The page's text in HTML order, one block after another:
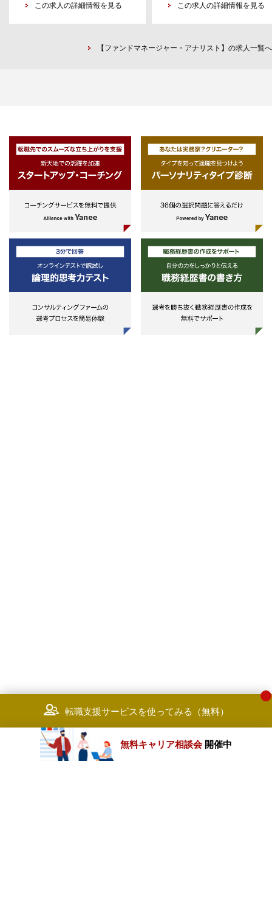
力をお持ちであること
この求人の詳細情報を見る
クト企画・推進
・運用手法研究、運用プロセス改
・クレジット・アナリスト兼ファ
ット重視の職場環境に適応できる
この求人の詳細情報を見る
【ファンドマネージャー・アナリスト】の求人一覧へ
転職支援サービスを使ってみる（無料）
無料キャリア相談会 開催中